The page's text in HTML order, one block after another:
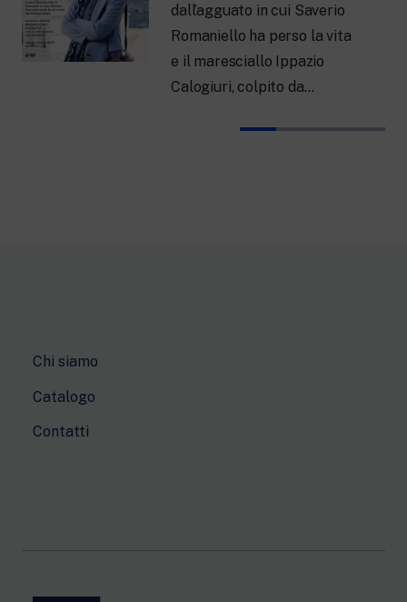
dall’agguato in cui Saverio
Romaniello ha perso la vita
e il maresciallo Ippazio
Calogiuri, colpito da…
Chi siamo
Catalogo
Contatti